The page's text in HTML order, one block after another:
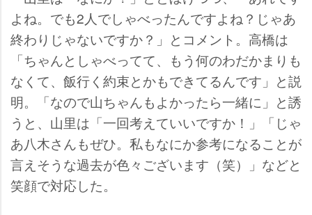
よね。でも2人でしゃべったんですよね？じゃあ
終わりじゃないですか？」とコメント。高橋は
「ちゃんとしゃべってて、もう何のわだかまりも
なくて、飯行く約束とかもできてるんです」と説
明。「なので山ちゃんもよかったら一緒に」と誘
うと、山里は「一回考えていいですか！」「じゃ
あ八木さんもぜひ。私もなにか参考になることが
言えそうな過去が色々ございます（笑）」などと
笑顔で対応した。